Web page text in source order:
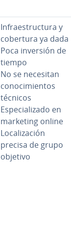
In­frae­s­tru­c­tu­ra y
cobertura ya dada
Poca inversión de
tiempo
No se necesitan
co­no­ci­mie­n­tos
técnicos
Es­pe­cia­li­za­do en
marketing online
Lo­ca­li­za­ción
precisa de grupo
objetivo